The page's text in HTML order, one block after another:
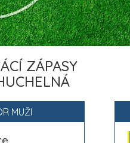
ZÁPASY
MUŽI